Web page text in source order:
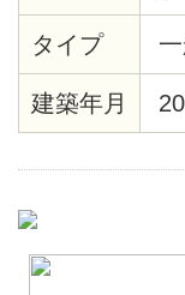
タイプ
建築年月